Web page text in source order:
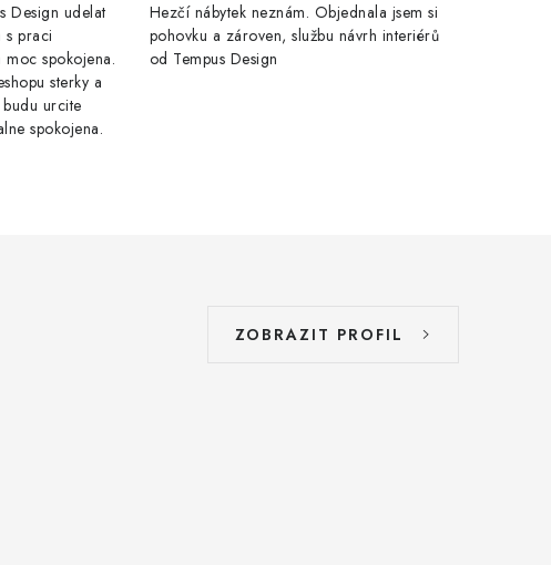
Design udelat
s praci
moc spokojena.
sterky a
urcite
spokojena.
Hezčí nábytek neznám. Objednala jsem si
pohovku a zároven, službu návrh interiérů
od Tempus Design
ZOBRAZIT PROFIL